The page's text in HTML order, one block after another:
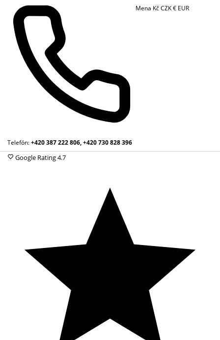
Telefón:+420 387 222 806, +420 730 828 396
Mena KčCZK€ EUR
Google Rating4.7